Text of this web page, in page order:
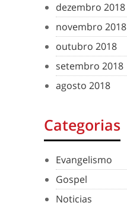
dezembro 2018
novembro 2018
outubro 2018
setembro 2018
agosto 2018
Categorias
Evangelismo
Gospel
Noticias